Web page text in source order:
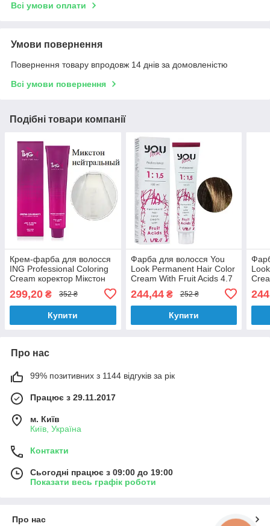
Всі умови оплати
Умови повернення
Повернення товару впродовж 14 днів за домовленістю
Всі умови повернення
Подібні товари компанії
Крем-фарба для волосся
ING Professional Coloring
Cream коректор Мікстон
299,20 ₴ 352 ₴
Купити
Фарба для волосся You
Look Permanent Hair Color
Cream With Fruit Acids 4.7
244,44₴ 252 ₴
Купити
Про нас
99% позитивних з 1144 відгуків за рік
Працює з 29.11.2017
м. Київ
Київ, Україна
Контакти
Сьогодні працює з 09:00 до 19:00
Показати весь графік роботи
Про нас